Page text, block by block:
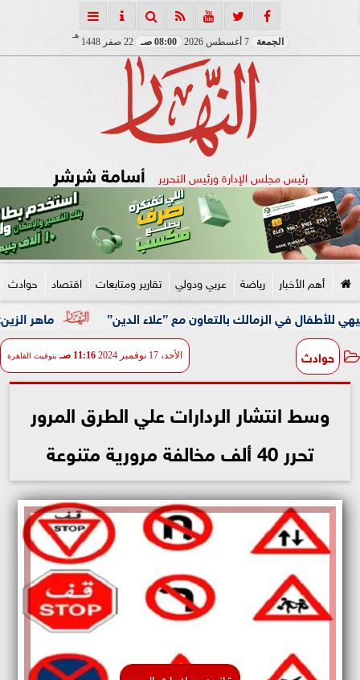
الجمعة 7 أغسطس 2026 08:00 صـ 22 صفر 1448
هـ
رئيس مجلس الإدارة ورئيس التحرير أسامة شرشر
أهم الأخبار رياضة عربي ودولي تقارير ومتابعات اقتصاد حوادث
ماهر الزين: 25 حافلة تُعيد 1250 سودانيًا ضمن الفوج الـ41.. والالتزام بوثائق السفر عزز انسيابية العودة الطوعية الزمالك بالتعاون مع ”علاء الدين”
حوادث الأحد، 17 نوفمبر 2024 11:16 صـ بتوقيت القاهرة
وسط انتشار الردارات علي الطرق المرور
تحرر 40 ألف مخالفة مرورية متنوعة